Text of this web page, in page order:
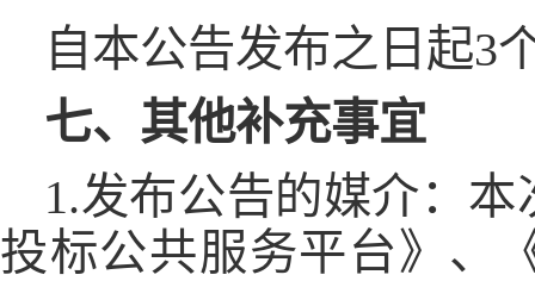
自本公告发布之日起3
七、其他补充事宜
1.发布公告的媒介：
投标公共服务平台》、